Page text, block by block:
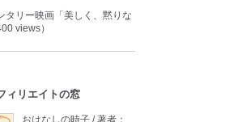
タリー映画「美しく、黙りな
views）
ィリエイトの窓
おはなしの時子 / 著者：